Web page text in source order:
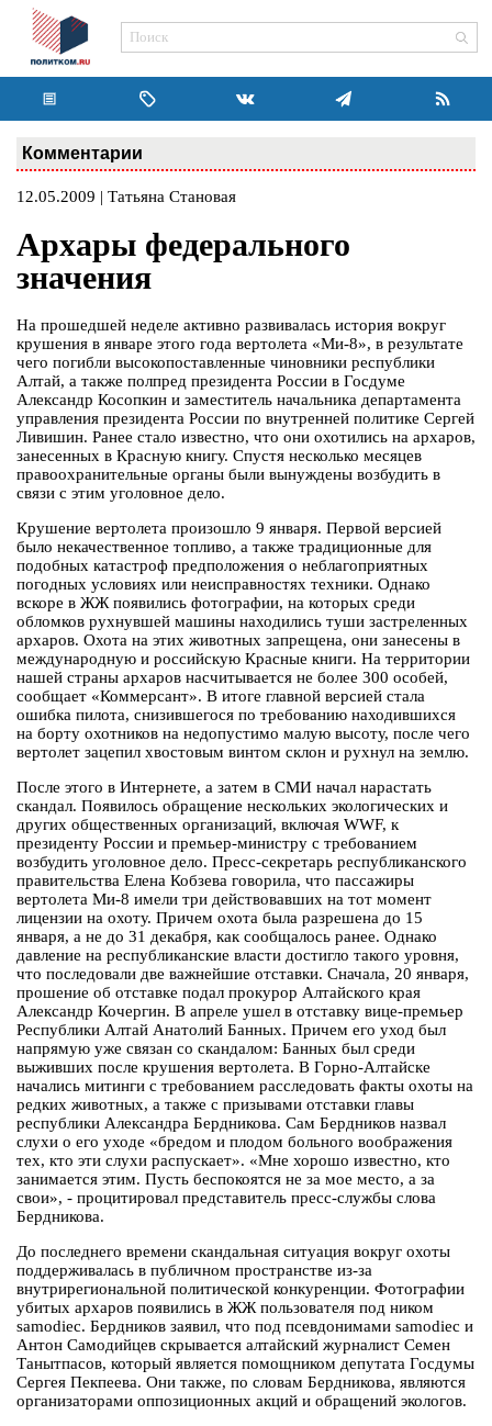
Комментарии
12.05.2009 | Татьяна Становая
Архары федерального
значения
На прошедшей неделе активно развивалась история вокруг
крушения в январе этого года вертолета «Ми-8», в результате
чего погибли высокопоставленные чиновники республики
Алтай, а также полпред президента России в Госдуме
Александр Косопкин и заместитель начальника департамента
управления президента России по внутренней политике Сергей
Ливишин. Ранее стало известно, что они охотились на архаров,
занесенных в Красную книгу. Спустя несколько месяцев
правоохранительные органы были вынуждены возбудить в
связи с этим уголовное дело.
Крушение вертолета произошло 9 января. Первой версией
было некачественное топливо, а также традиционные для
подобных катастроф предположения о неблагоприятных
погодных условиях или неисправностях техники. Однако
вскоре в ЖЖ появились фотографии, на которых среди
обломков рухнувшей машины находились туши застреленных
архаров. Охота на этих животных запрещена, они занесены в
международную и российскую Красные книги. На территории
нашей страны архаров насчитывается не более 300 особей,
сообщает «Коммерсант». В итоге главной версией стала
ошибка пилота, снизившегося по требованию находившихся
на борту охотников на недопустимо малую высоту, после чего
вертолет зацепил хвостовым винтом склон и рухнул на землю.
После этого в Интернете, а затем в СМИ начал нарастать
скандал. Появилось обращение нескольких экологических и
других общественных организаций, включая WWF, к
президенту России и премьер-министру с требованием
возбудить уголовное дело. Пресс-секретарь республиканского
правительства Елена Кобзева говорила, что пассажиры
вертолета Ми-8 имели три действовавших на тот момент
лицензии на охоту. Причем охота была разрешена до 15
января, а не до 31 декабря, как сообщалось ранее. Однако
давление на республиканские власти достигло такого уровня,
что последовали две важнейшие отставки. Сначала, 20 января,
прошение об отставке подал прокурор Алтайского края
Александр Кочергин. В апреле ушел в отставку вице-премьер
Республики Алтай Анатолий Банных. Причем его уход был
напрямую уже связан со скандалом: Банных был среди
выживших после крушения вертолета. В Горно-Алтайске
начались митинги с требованием расследовать факты охоты на
редких животных, а также с призывами отставки главы
республики Александра Бердникова. Сам Бердников назвал
слухи о его уходе «бредом и плодом больного воображения
тех, кто эти слухи распускает». «Мне хорошо известно, кто
занимается этим. Пусть беспокоятся не за мое место, а за
свои», - процитировал представитель пресс-службы слова
Бердникова.
До последнего времени скандальная ситуация вокруг охоты
поддерживалась в публичном пространстве из-за
внутрирегиональной политической конкуренции. Фотографии
убитых архаров появились в ЖЖ пользователя под ником
samodiec. Бердников заявил, что под псевдонимами samodiec и
Антон Самодийцев скрывается алтайский журналист Семен
Танытпасов, который является помощником депутата Госдумы
Сергея Пекпеева. Они также, по словам Бердникова, являются
организаторами оппозиционных акций и обращений экологов.